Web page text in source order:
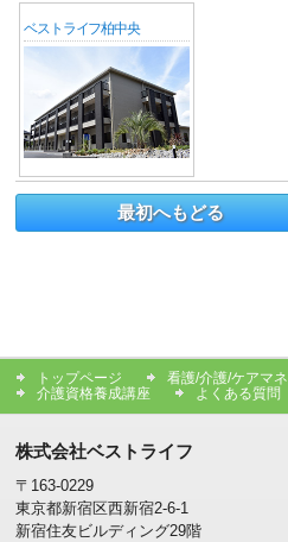
ベストライフ柏中央
最初へもどる
トップページ 看護/介護/ケアマネ
介護資格養成講座
よくある質問
株式会社ベストライフ
〒163-0229
東京都新宿区西新宿2-6-1
新宿住友ビルディング29階